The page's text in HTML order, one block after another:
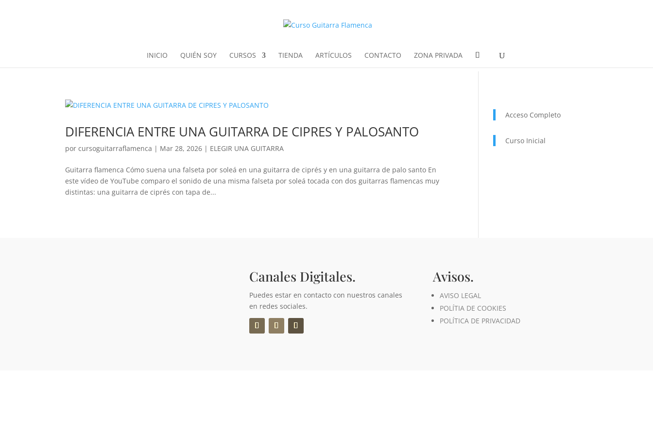
INICIO QUIÉN SOY CURSOS TIENDA ARTÍCULOS CONTACTO ZONA PRIVADA
DIFERENCIA ENTRE UNA GUITARRA DE CIPRES Y PALOSANTO
porcursoguitarraflamenca | Mar 28, 2026 | ELEGIR UNA GUITARRA
Guitarra flamenca Cómo suena una falseta por soleá en una guitarra de ciprés y en una guitarra de palo santo En
este vídeo de YouTube comparo el sonido de una misma falseta por soleá tocada con dos guitarras flamencas muy
distintas: una guitarra de ciprés con tapa de...
Acceso Completo
Curso Inicial
Canales Digitales.
Puedes estar en contacto con nuestros canales
en redes sociales.
Avisos.
AVISO LEGAL
POLÍTIA DE COOKIES
POLÍTICA DE PRIVACIDAD